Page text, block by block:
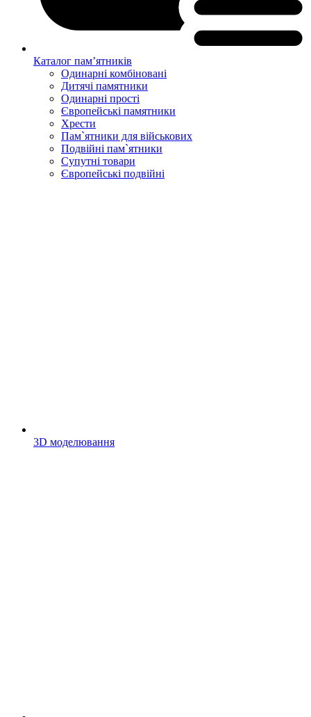
Каталог пам’ятників
Одинарні комбіновані
Дитячі памятники
Одинарні прості
Європейські памятники
Хрести
Пам`ятники для військових
Подвійні пам`ятники
Супутні товари
Європейські подвійні
3D моделювання